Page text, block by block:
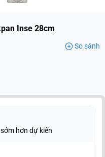
Inse 28cm
So sánh
hơn dự kiến